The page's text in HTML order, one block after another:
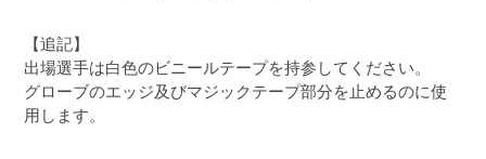
【追記】
出場選手は白色のビニールテープを持参してください。
グローブのエッジ及びマジックテープ部分を止めるのに使
用します。